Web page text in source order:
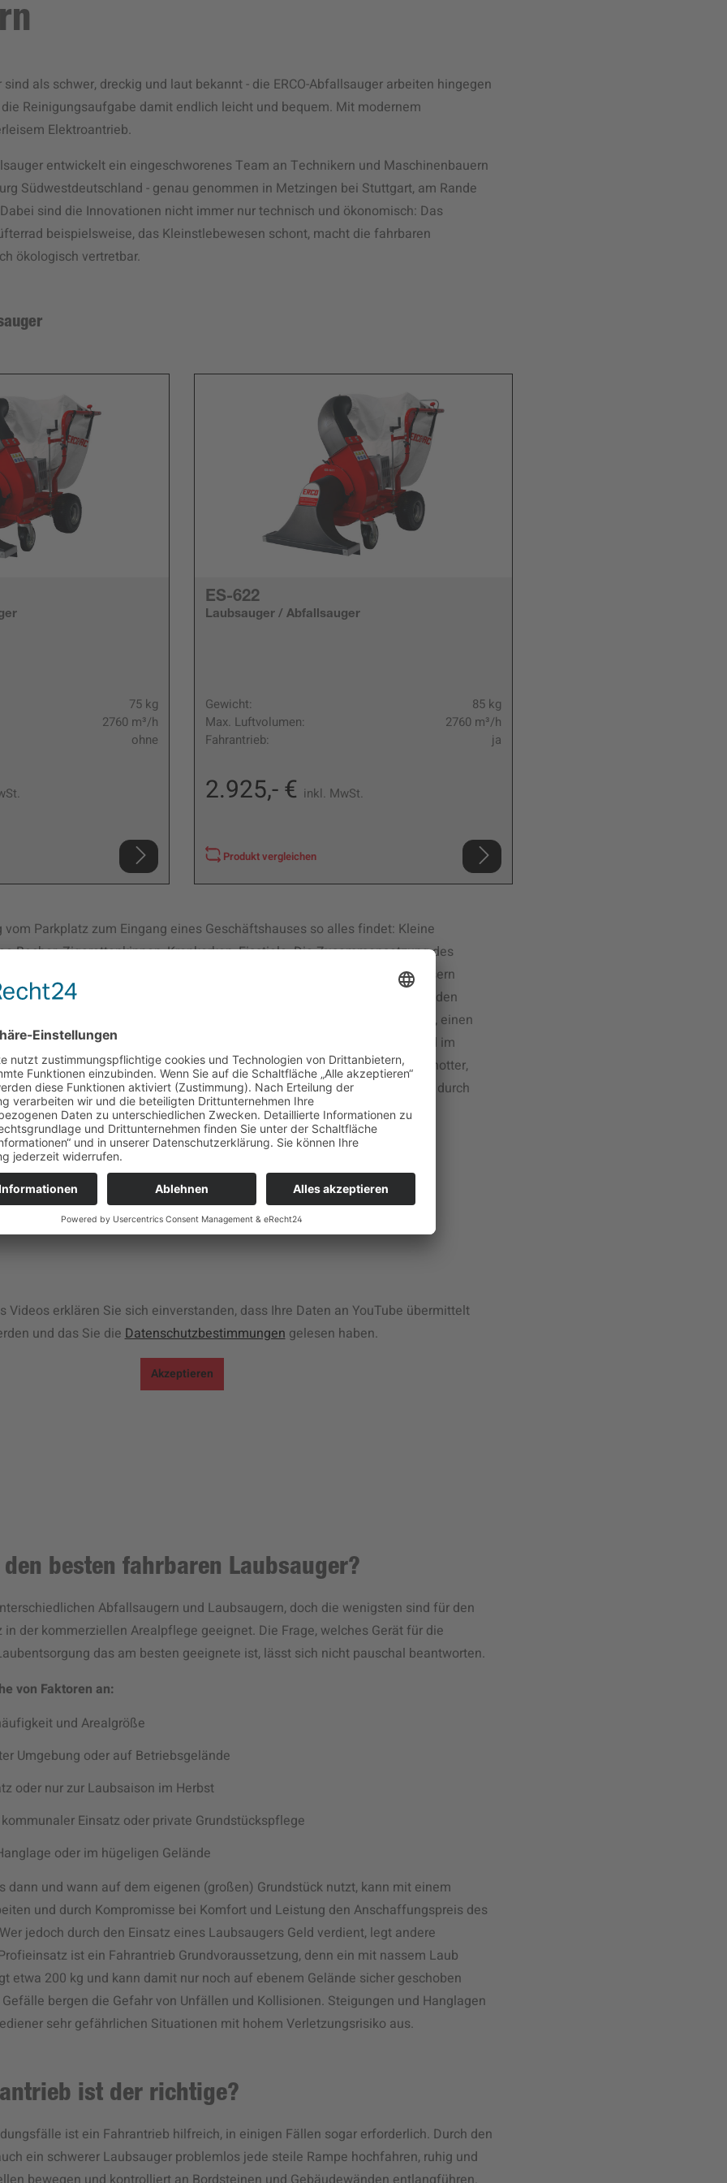
als schwer, dreckig und laut bekannt - die ERCO-Abfallsauger arbeiten hingegen
Reinigungsaufgabe damit endlich leicht und bequem. Mit modernem
Elektroantrieb.
entwickelt ein eingeschworenes Team an Technikern und Maschinenbauern
Südwestdeutschland - genau genommen in Metzingen bei Stuttgart, am Rande
sind die Innovationen nicht immer nur technisch und ökonomisch: Das
beispielsweise, das Kleinstlebewesen schont, macht die fahrbaren
ökologisch vertretbar.
75 kg
2760 m³/h
ohne
ES-622
Laubsauger / Abfallsauger
Gewicht:
85 kg
Max. Luftvolumen:
2760 m³/h
Fahrantrieb:
ja
2.925,- € inkl. MwSt.
Produkt vergleichen
vom Parkplatz zum Eingang eines Geschäftshauses so alles findet: Kleine
Becher, Zigarettenkippen, Kronkorken, Eisstiele. Die Zusammensetzung des
das moderne Leben. Um diesen Schmutz nicht mit lärmenden Laubbläsern
zu müssen, gibt es Abfallsauger, die mit ihrer starken Turbine den
ein ordentliches Stadtbild, verkaufsfördernde Sauberkeit vor Ladenzeilen, einen
gepflegtes Business-Areal sorgen. Die Universalsauger sind vorwiegend im
von Untergrund einsetzbar: Asphalt, Beton, Fließen, Pflaster, Rasen, Schotter,
usw. Mit einer Breite von nur 78 cm passen alle ERCO-Abfallsauger auch durch
durch die meisten Fußgängerpforten.
Videos erklären Sie sich einverstanden, dass Ihre Daten an YouTube übermittelt
und das Sie dieDatenschutzbestimmungengelesen haben.
Akzeptieren
besten fahrbaren Laubsauger?
Abfallsaugern und Laubsaugern, doch die wenigsten sind für den
der kommerziellen Arealpflege geeignet. Die Frage, welches Gerät für die
das am besten geeignete ist, lässt sich nicht pauschal beantworten.
von Faktoren an:
und Arealgröße
Umgebung oder auf Betriebsgelände
oder nur zur Laubsaison im Herbst
Einsatz oder private Grundstückspflege
oder im hügeligen Gelände
dann und wann auf dem eigenen (großen) Grundstück nutzt, kann mit einem
und durch Kompromisse bei Komfort und Leistung den Anschaffungspreis des
jedoch durch den Einsatz eines Laubsaugers Geld verdient, legt andere
ist ein Fahrantrieb Grundvoraussetzung, denn ein mit nassem Laub
etwa 200 kg und kann damit nur noch auf ebenem Gelände sicher geschoben
bergen die Gefahr von Unfällen und Kollisionen. Steigungen und Hanglagen
sehr gefährlichen Situationen mit hohem Verletzungsrisiko aus.
ist der richtige?
ist ein Fahrantrieb hilfreich, in einigen Fällen sogar erforderlich. Durch den
ein schwerer Laubsauger problemlos jede steile Rampe hochfahren, ruhig und